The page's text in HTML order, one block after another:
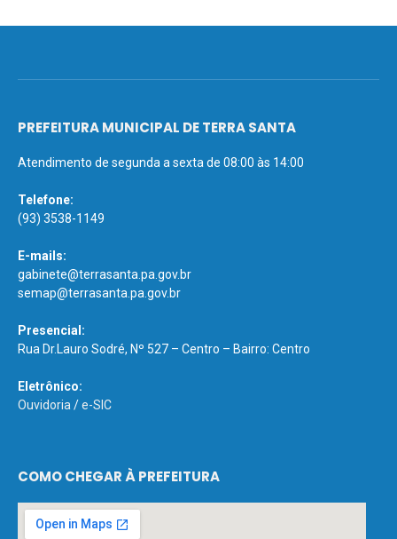
PREFEITURA MUNICIPAL DE TERRA SANTA
Atendimento de segunda a sexta de 08:00 às 14:00
Telefone:
(93) 3538-1149
E-mails:
gabinete@terrasanta.pa.gov.br
semap@terrasanta.pa.gov.br
Presencial:
Rua Dr.Lauro Sodré, Nº 527 – Centro – Bairro: Centro
Eletrônico:
Ouvidoria /e-SIC
COMO CHEGAR À PREFEITURA